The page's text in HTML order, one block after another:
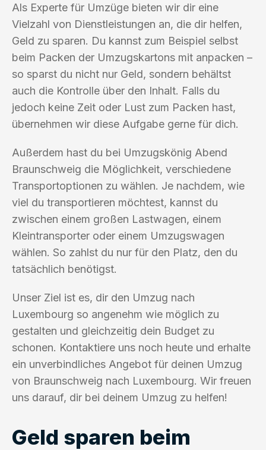
Als Experte für Umzüge bieten wir dir eine
Vielzahl von Dienstleistungen an, die dir helfen,
Geld zu sparen. Du kannst zum Beispiel selbst
beim Packen der Umzugskartons mit anpacken –
so sparst du nicht nur Geld, sondern behältst
auch die Kontrolle über den Inhalt. Falls du
jedoch keine Zeit oder Lust zum Packen hast,
übernehmen wir diese Aufgabe gerne für dich.
Außerdem hast du bei Umzugskönig Abend
Braunschweig die Möglichkeit, verschiedene
Transportoptionen zu wählen. Je nachdem, wie
viel du transportieren möchtest, kannst du
zwischen einem großen Lastwagen, einem
Kleintransporter oder einem Umzugswagen
wählen. So zahlst du nur für den Platz, den du
tatsächlich benötigst.
Unser Ziel ist es, dir den Umzug nach
Luxembourg so angenehm wie möglich zu
gestalten und gleichzeitig dein Budget zu
schonen. Kontaktiere uns noch heute und erhalte
ein unverbindliches Angebot für deinen Umzug
von Braunschweig nach Luxembourg. Wir freuen
uns darauf, dir bei deinem Umzug zu helfen!
Geld sparen beim